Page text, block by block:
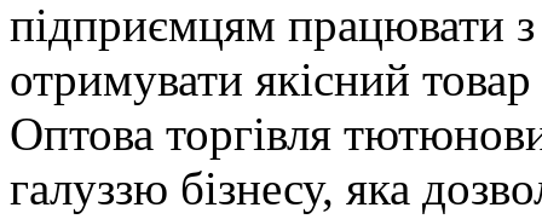
підприємцям працювати
отримувати якісний
Оптова торгівля
галуззю бізнесу, яка